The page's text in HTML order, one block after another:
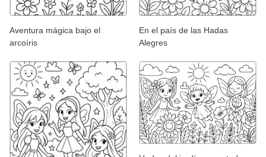
Aventura mágica bajo el
arcoíris
En el país de las Hadas
Alegres